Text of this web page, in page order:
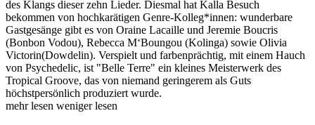
des Klangs dieser zehn Lieder. Diesmal hat Kalla Besuch
bekommen von hochkarätigen Genre-Kolleg*innen: wunderbare
Gastgesänge gibt es von Oraine Lacaille und Jeremie Boucris
(Bonbon Vodou), Rebecca M‘Boungou (Kolinga) sowie Olivia
Victorin(Dowdelin). Verspielt und farbenprächtig, mit einem Hauch
von Psychedelic, ist "Belle Terre" ein kleines Meisterwerk des
Tropical Groove, das von niemand geringerem als Guts
höchstpersönlich produziert wurde.
mehr lesen weniger lesen